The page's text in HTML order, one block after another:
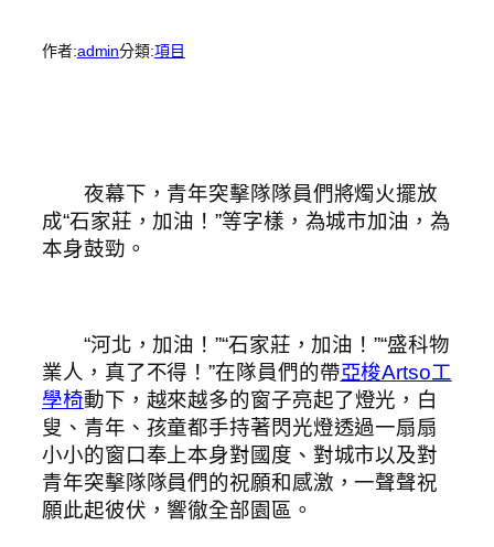
作者:admin分類:項目
夜幕下，青年突擊隊隊員們將燭火擺放
成“石家莊，加油！”等字樣，為城市加油，為
本身鼓勁。
“河北，加油！”“石家莊，加油！”“盛科物
業人，真了不得！”在隊員們的帶亞梭Artso工
學椅動下，越來越多的窗子亮起了燈光，白
叟、青年、孩童都手持著閃光燈透過一扇扇
小小的窗口奉上本身對國度、對城市以及對
青年突擊隊隊員們的祝願和感激，一聲聲祝
願此起彼伏，響徹全部園區。